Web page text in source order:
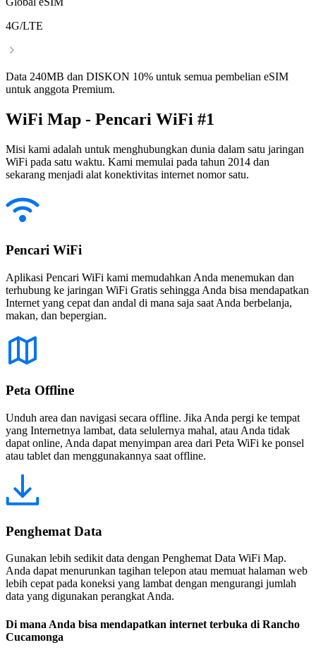
4G/LTE
Data 240MB dan DISKON 10% untuk semua pembelian eSIM
untuk anggota Premium.
WiFi Map - Pencari WiFi #1
Misi kami adalah untuk menghubungkan dunia dalam satu jaringan
WiFi pada satu waktu. Kami memulai pada tahun 2014 dan
sekarang menjadi alat konektivitas internet nomor satu.
Pencari WiFi
Aplikasi Pencari WiFi kami memudahkan Anda menemukan dan
terhubung ke jaringan WiFi Gratis sehingga Anda bisa mendapatkan
Internet yang cepat dan andal di mana saja saat Anda berbelanja,
makan, dan bepergian.
Peta Offline
Unduh area dan navigasi secara offline. Jika Anda pergi ke tempat
yang Internetnya lambat, data selulernya mahal, atau Anda tidak
dapat online, Anda dapat menyimpan area dari Peta WiFi ke ponsel
atau tablet dan menggunakannya saat offline.
Penghemat Data
Gunakan lebih sedikit data dengan Penghemat Data WiFi Map.
Anda dapat menurunkan tagihan telepon atau memuat halaman web
lebih cepat pada koneksi yang lambat dengan mengurangi jumlah
data yang digunakan perangkat Anda.
Di mana Anda bisa mendapatkan internet terbuka di Rancho
Cucamonga